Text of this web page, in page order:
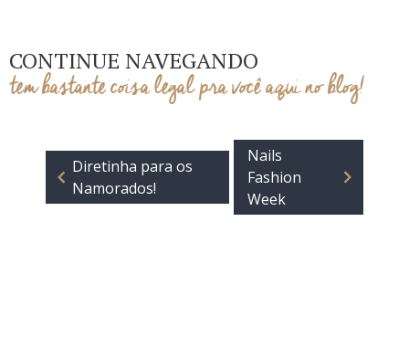
CONTINUE NAVEGANDO
tem bastante coisa legal pra você aqui no blog!
Diretinha para os
Namorados!
Nails
Fashion
Week